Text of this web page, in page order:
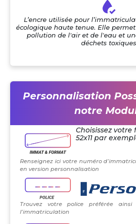
L’encre utilisée pour
écologique haute tenue. Elle
pollution de l'air et de l'eau et
déchets toxiques
Personnalisation
notre
Choisissez
52x11 par
Renseignez ici votre numéro
en version personnalisation
Trouvez votre police préférée
l’immatriculation